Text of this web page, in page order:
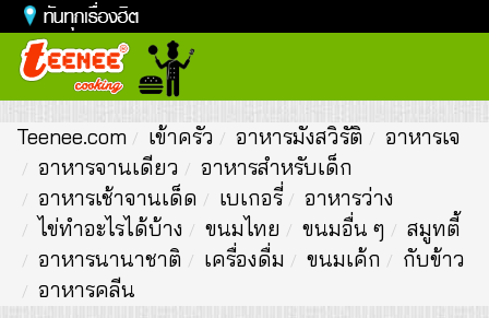
Teenee.com เข้าครัว อาหารมังสวิรัติ
อาหารเจ
อาหารจานเดียว
อาหารสำหรับเด็ก
อาหารเช้าจานเด็ด
เบเกอรี่
อาหารว่าง
ไข่ทำอะไรได้บ้าง
ขนมไทย ขนมอื่น ๆ
สมูทตี้
อาหารนานาชาติ
เครื่องดื่ม ขนมเค้ก
กับข้าว
อาหารคลีน